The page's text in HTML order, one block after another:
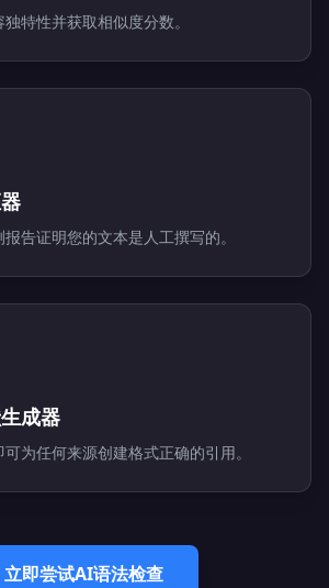
特性并获取相似度分数。
告证明您的文本是人工撰写的。
成器
为任何来源创建格式正确的引用。
立即尝试AI语法检查